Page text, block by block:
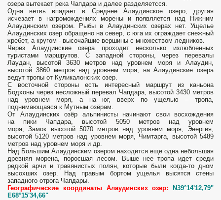
озера вытекает река Чапдара и далее разделяетсся.
Одна ветвь впадает в Среднее Алаудинское озеро, другая
исчезает в нагромождениях морены и появляется над Нижним
Алаудинским озером. Рыбы в Алаудинских озерах нет. Ущелье
Алаудинских озер обращено на север, с юга их ограждает снежный
хребет, а кругом - высочайшие вершины с множеством ледников.
Через Алаудинские озера проходит несколько излюбленных
туристами маршрутов. С западной стороны, через перевалы
Лаудан, высотой 3630 метров над уровнем моря и Алаудин,
высотой 3860 метров над уровнем моря, на Алаудинские озера
ведут тропы от Куликалонских озер.
С восточной стороны есть интересный маршрут из каньона
Бодхоны через несложный перевал Чапдара, высотой 3430 метров
над уровнем моря, а на юг, вверх по ущелью – тропа,
поднимающаяся к Мутным озёрам.
От Алаудинских озёр альпинисты начинают свои восхождения
на пики Чапдара, высотой 5050 метров над уровнем
моря, Замок высотой 5070 метров над уровнем моря, Энергия,
высотой 5120 метров над уровнем моря, Чимтарга, высотой 5489
метров над уровнем моря и др.
Над Большим Алаудинским озером находится еще одна небольшая
древняя морена, поросшая лесом. Выше нее тропа идет среди
редкой арчи и травянистых полян, которые были когда-то дном
высохших озер. Над правым бортом ущелья высятся стены
западного отрога Чапдары.
Географические координаты Алаудинских озер:
N39°14'12,79"
E68°15'34,66"